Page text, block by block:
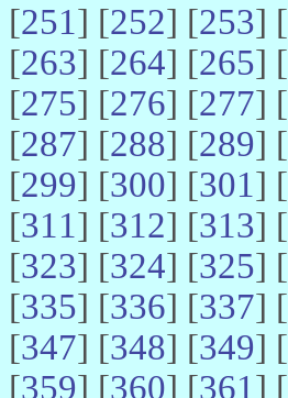
[251] [252] [253] [
[263] [264] [265] [
[275] [276] [277] [
[287] [288] [289] [
[299] [300] [301] [
[311] [312] [313] [
[323] [324] [325] [
[335] [336] [337] [
[347] [348] [349] [
[359] [360] [361] [